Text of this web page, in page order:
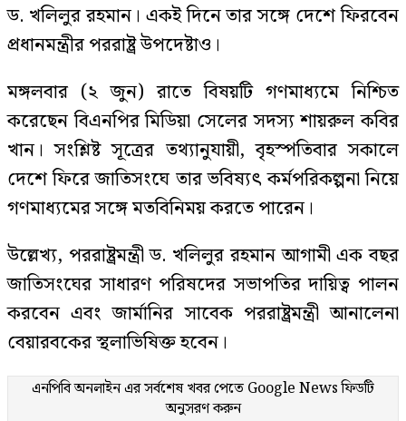
ড. খলিলুর রহমান। একই দিনে তার সঙ্গে দেশে ফিরবেন
প্রধানমন্ত্রীর পররাষ্ট্র উপদেষ্টাও।
মঙ্গলবার (২ জুন) রাতে বিষয়টি গণমাধ্যমে নিশ্চিত
করেছেন বিএনপির মিডিয়া সেলের সদস্য শায়রুল কবির
খান। সংশ্লিষ্ট সূত্রের তথ্যানুযায়ী, বৃহস্পতিবার সকালে
দেশে ফিরে জাতিসংঘে তার ভবিষ্যৎ কর্মপরিকল্পনা নিয়ে
গণমাধ্যমের সঙ্গে মতবিনিময় করতে পারেন।
উল্লেখ্য, পররাষ্ট্রমন্ত্রী ড. খলিলুর রহমান আগামী এক বছর
জাতিসংঘের সাধারণ পরিষদের সভাপতির দায়িত্ব পালন
করবেন এবং জার্মানির সাবেক পররাষ্ট্রমন্ত্রী আনালেনা
বেয়ারবকের স্থলাভিষিক্ত হবেন।
এনপিবি অনলাইন এর সর্বশেষ খবর পেতে Google Newsফিডটি
অনুসরণ করুন